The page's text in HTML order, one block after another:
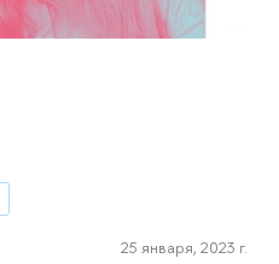
25 января, 2023 г.